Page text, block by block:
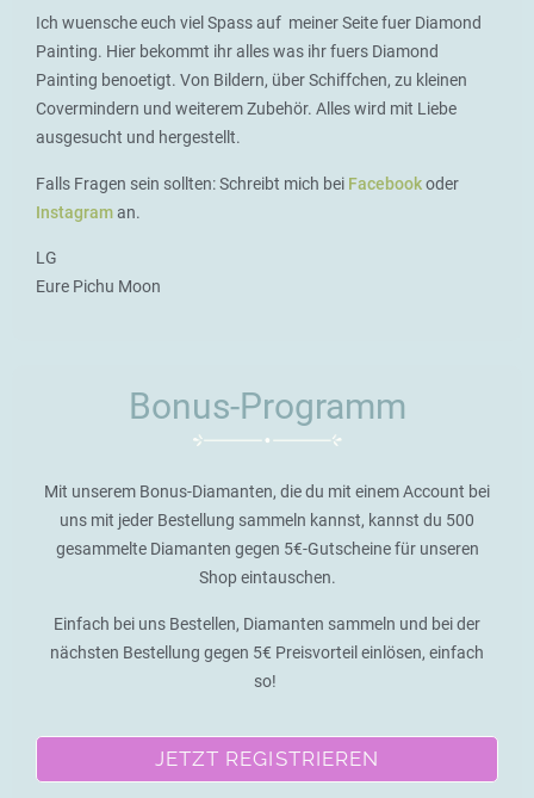
Ich wuensche euch viel Spass auf meiner Seite fuer Diamond
Painting. Hier bekommt ihr alles was ihr fuers Diamond
Painting benoetigt. Von Bildern, über Schiffchen, zu kleinen
Covermindern und weiterem Zubehör. Alles wird mit Liebe
ausgesucht und hergestellt.
Falls Fragen sein sollten: Schreibt mich bei Facebookoder
Instagraman.
LG
Eure Pichu Moon
Bonus-Programm
Mit unserem Bonus-Diamanten, die du mit einem Account bei
uns mit jeder Bestellung sammeln kannst, kannst du 500
gesammelte Diamanten gegen 5€-Gutscheine für unseren
Shop eintauschen.
Einfach bei uns Bestellen, Diamanten sammeln und bei der
nächsten Bestellung gegen 5€ Preisvorteil einlösen, einfach
so!
JETZT REGISTRIEREN